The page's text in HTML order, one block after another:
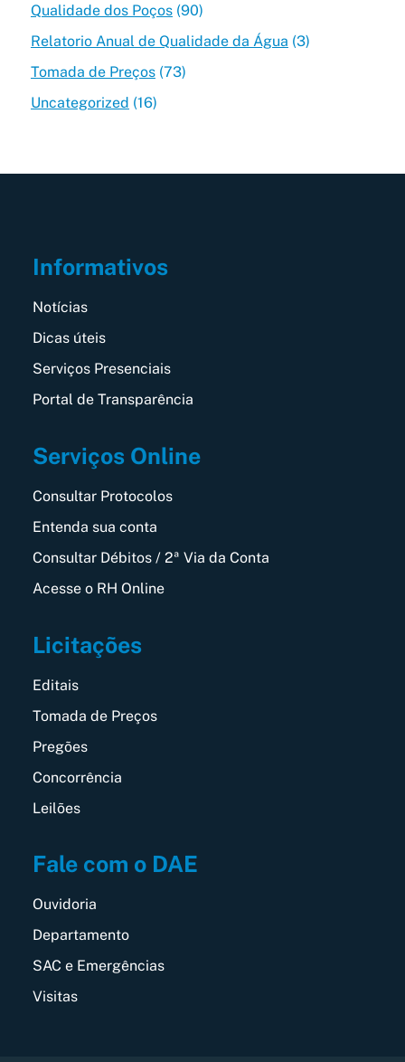
Qualidade dos Poços(90)
Relatorio Anual de Qualidade da Água (3)
Tomada de Preços(73)
Uncategorized (16)
Informativos
Notícias
Dicas úteis
Serviços Presenciais
Portal de Transparência
Serviços Online
Consultar Protocolos
Entenda sua conta
Consultar Débitos / 2ª Via da Conta
Acesse o RH Online
Licitações
Editais
Tomada de Preços
Pregões
Concorrência
Leilões
Fale com o DAE
Ouvidoria
Departamento
SAC e Emergências
Visitas